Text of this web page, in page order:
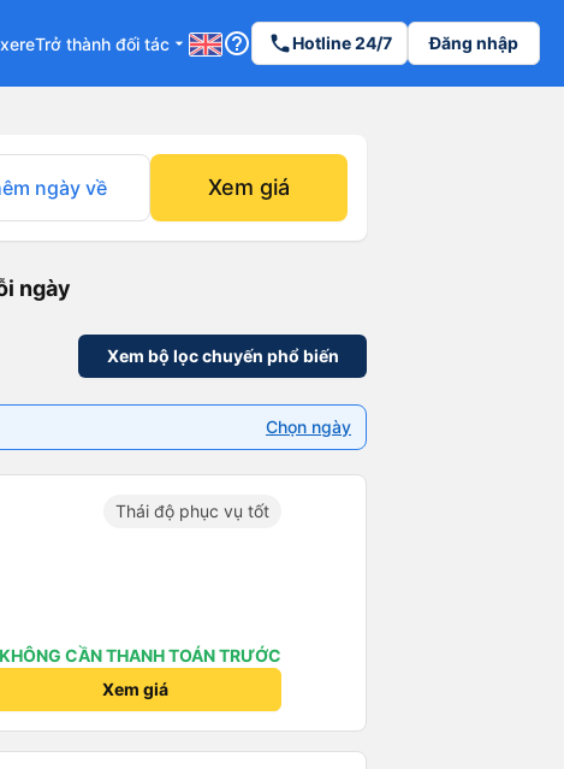
Trở thành đối tác arrow_drop_down help_outline phoneHotline 24/7 Đăng nhập
ngày về Xem giá
ngày
Xem bộ lọc chuyến phổ biến
Chọn ngày
Thái độ phục vụ tốt
KHÔNG CẦN THANH TOÁN TRƯỚC
Xem giá